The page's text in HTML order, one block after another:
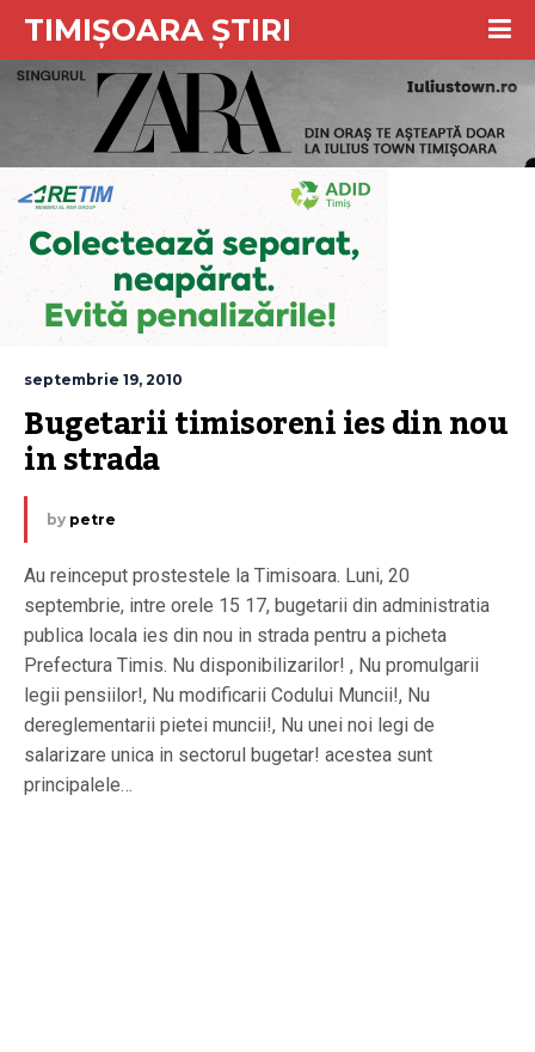
TIMIȘOARA ȘTIRI
septembrie 19, 2010
Bugetarii timisoreni ies din nou
in strada
by petre
Au reinceput prostestele la Timisoara. Luni, 20
septembrie, intre orele 15 17, bugetarii din administratia
publica locala ies din nou in strada pentru a picheta
Prefectura Timis. Nu disponibilizarilor! , Nu promulgarii
legii pensiilor!, Nu modificarii Codului Muncii!, Nu
dereglementarii pietei muncii!, Nu unei noi legi de
salarizare unica in sectorul bugetar! acestea sunt
principalele…